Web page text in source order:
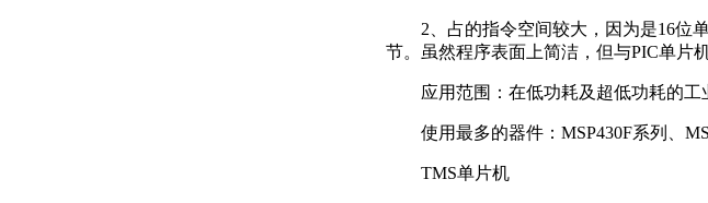
2、占的指令空间较大，因为是16位
节。虽然程序表面上简洁，但与PIC单片
应用范围：在低功耗及超低功耗的工
使用最多的器件：MSP430F系列、
TMS单片机